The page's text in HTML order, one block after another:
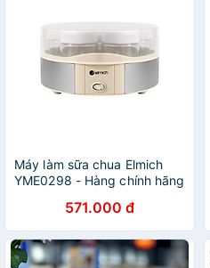
Máy làm sữa chua Elmich
YME0298 - Hàng chính hãng
571.000 đ